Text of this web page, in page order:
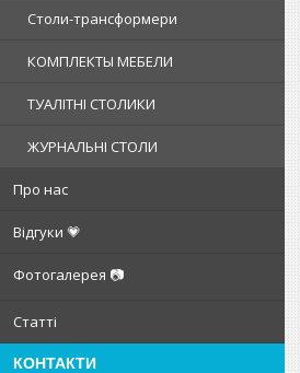
Столи-трансформери
КОМПЛЕКТЫ МЕБЕЛИ
ТУАЛІТНІ СТОЛИКИ
ЖУРНАЛЬНІ СТОЛИ
Про нас
Відгуки 💗
Фотогалерея 📷
Статті
КОНТАКТИ